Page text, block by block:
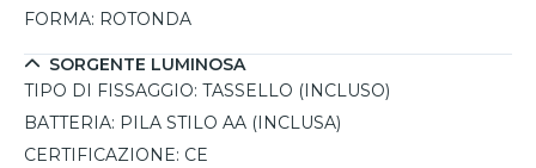
FORMA: ROTONDA
SORGENTE LUMINOSA
TIPO DI FISSAGGIO: TASSELLO (INCLUSO)
BATTERIA: PILA STILO AA (INCLUSA)
CERTIFICAZIONE: CE